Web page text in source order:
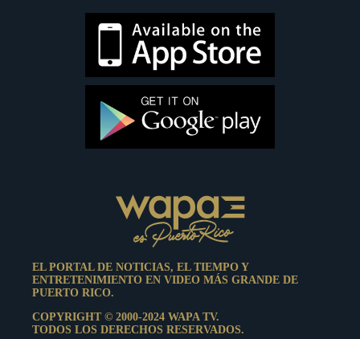
EL PORTAL DE NOTICIAS, EL TIEMPO Y
ENTRETENIMIENTO EN VIDEO MÁS GRANDE DE
PUERTO RICO.
COPYRIGHT © 2000-2024 WAPA TV.
TODOS LOS DERECHOS RESERVADOS.